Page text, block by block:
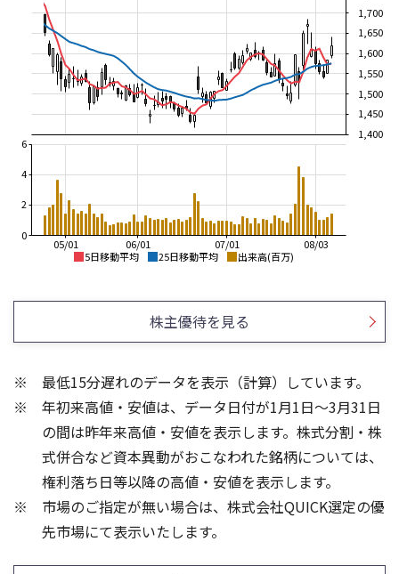
5日移動平均 25日移動平均 出来高(百万)
08/03
07/01
06/01
05/01
1,400
1,450
1,500
1,550
1,600
1,650
1,700
0
2
4
6
26/02
25/12
25/10
25/08
25/06
25/04
1,400
1,600
24/01
23/01
22/01
21/01
1,000
1,500
2,500
株主優待を見る
最低15分遅れのデータを表示（計算）しています。
年初来高値・安値は、データ日付が1月1日～3月31日
の間は昨年来高値・安値を表示します。株式分割・株
式併合など資本異動がおこなわれた銘柄については、
権利落ち日等以降の高値・安値を表示します。
市場のご指定が無い場合は、株式会社QUICK選定の優
先市場にて表示いたします。